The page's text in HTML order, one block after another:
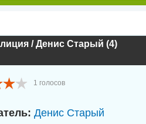
/ Денис Старый (4)
1 голосов
Денис Старый